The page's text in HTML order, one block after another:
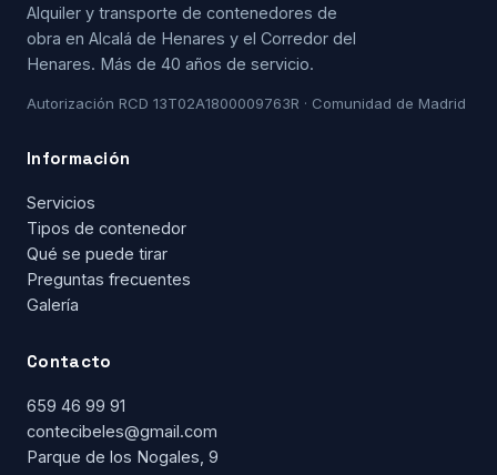
Alquiler y transporte de contenedores de
obra en Alcalá de Henares y el Corredor del
Henares. Más de 40 años de servicio.
Autorización RCD 13T02A1800009763R · Comunidad de Madrid
Información
Servicios
Tipos de contenedor
Qué se puede tirar
Preguntas frecuentes
Galería
Contacto
659 46 99 91
contecibeles@gmail.com
Parque de los Nogales, 9